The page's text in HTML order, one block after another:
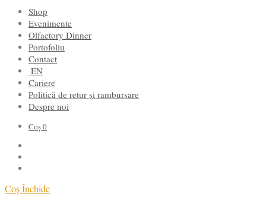
Shop
Evenimente
Olfactory Dinner
Portofoliu
Contact
EN
Cariere
Politică de retur și rambursare
Despre noi
Coș0
CoșÎnchide